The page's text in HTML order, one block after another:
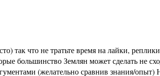
так что не тратьте время на лайки,
большинство Землян может сделать не
(желательно сравнив знания/опыт)